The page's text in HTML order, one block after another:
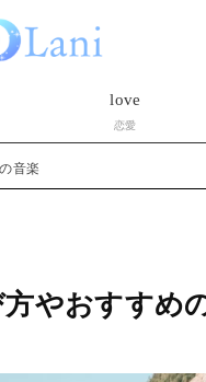
love
恋愛
音楽
やおすすめ